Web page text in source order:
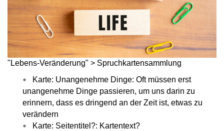
"Lebens-Veränderung" > Spruchkartensammlung
Karte: Unangenehme Dinge: Oft müssen erst
unangenehme Dinge passieren, um uns darin zu
erinnern, dass es dringend an der Zeit ist, etwas zu
verändern
Karte: Seitentitel?: Kartentext?